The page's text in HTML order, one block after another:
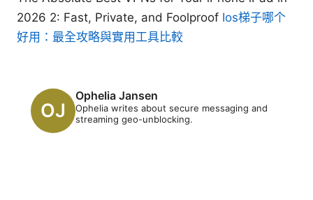
2026 2: Fast, Private, and Foolproof Ios梯子哪个
好用：最全攻略與實用工具比較
Ophelia Jansen
Ophelia writes about secure messaging and
streaming geo-unblocking.